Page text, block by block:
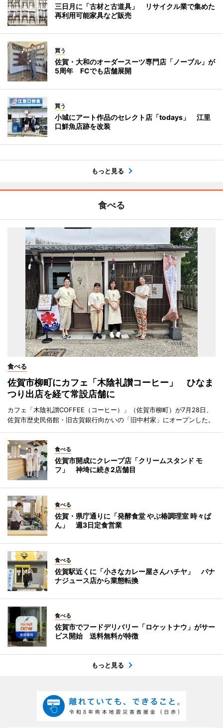
三日月に「古材と古道具」 リサイクル業で集めた
再利用可能家具など販売
買う
佐賀・大和のオーダースーツ専門店「ノーブル」が
5周年 FCでも店舗展開
買う
小城にアート作品のセレクト店「todays」 江里
口鮮魚店跡を改装
もっと見る
食べる
食べる
佐賀市柳町にカフェ「木陰礼讃コーヒー」 ひなま
つり出店を経て常設店舗に
カフェ「木陰礼讃COFFEE（コーヒー）」（佐賀市柳町）が7月28日、
佐賀市歴史民俗館・旧古賀銀行向かいの「旧中村家」にオープンした。
食べる
佐賀市開成にクレープ店「クリームスタンド モ
フ」 神埼に続き2店舗目
食べる
佐賀・県庁通りに「発酵食堂 やぶ椿調理室 時々ぱ
ん」 週3日定食営業
食べる
佐賀駅近くに「小さなカレー屋さんハチヤ」 バナ
ナジュース店から業態転換
食べる
佐賀市でフードデリバリー「ロケットナウ」がサー
ビス開始 送料無料が特徴
もっと見る